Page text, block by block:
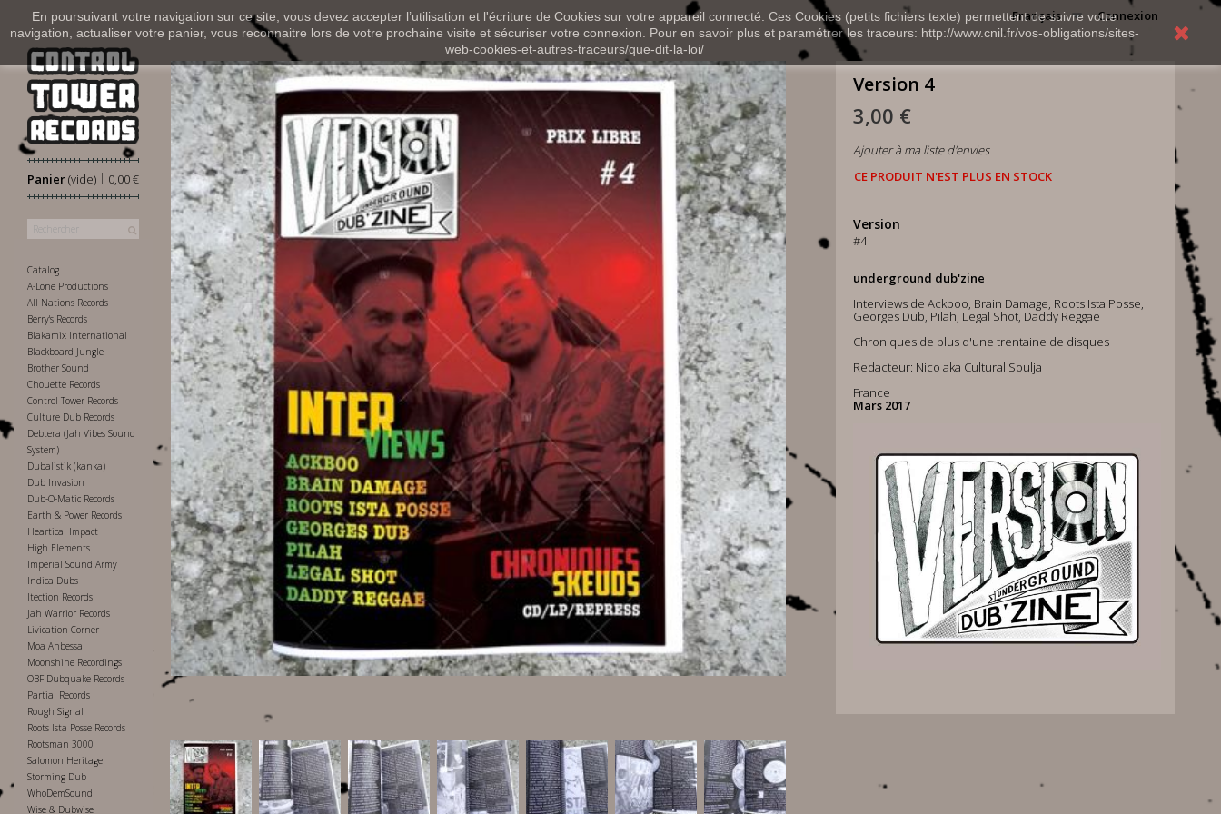
En poursuivant votre navigation sur ce site, vous devez accepter l’utilisation et l'écriture de Cookies sur votre appareil connecté. Ces Cookies (petits fichiers texte) permettent de suivre votre
navigation, actualiser votre panier, vous reconnaitre lors de votre prochaine visite et sécuriser votre connexion. Pour en savoir plus et paramétrer les traceurs: http://www.cnil.fr/vos-obligations/sites-
web-cookies-et-autres-traceurs/que-dit-la-loi/
Connexion
Français
Panier 0,00 €
|
(vide)
Catalog
A-Lone Productions
All Nations Records
Berry's Records
Blakamix International
Blackboard Jungle
Brother Sound
Chouette Records
Control Tower Records
Culture Dub Records
Debtera (Jah Vibes Sound
System)
Dubalistik (kanka)
Dub Invasion
Dub-O-Matic Records
Earth & Power Records
Heartical Impact
High Elements
Imperial Sound Army
Indica Dubs
Itection Records
Jah Warrior Records
Livication Corner
Moa Anbessa
Moonshine Recordings
OBF Dubquake Records
Partial Records
Rough Signal
Roots Ista Posse Records
Rootsman 3000
Salomon Heritage
Storming Dub
WhoDemSound
Wise & Dubwise
Version 4
3,00 €
Ajouter à ma liste d'envies
CE PRODUIT N'EST PLUS EN STOCK
Version
#4
underground dub'zine
Interviews de Ackboo, Brain Damage, Roots Ista Posse,
Georges Dub, Pilah, Legal Shot, Daddy Reggae
Chroniques de plus d'une trentaine de disques
Redacteur: Nico aka Cultural Soulja
France
Mars 2017